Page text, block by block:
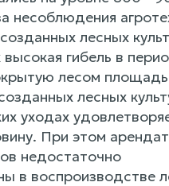
несоблюдения
лесных
высокая гибель в
лесом
лесных
уходах
При этом
недостаточно
в воспроизводстве